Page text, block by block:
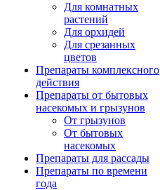
Для комнатных
растений
Для орхидей
Для срезанных
цветов
Препараты комплексного
действия
Препараты от бытовых
насекомых и грызунов
От грызунов
От бытовых
насекомых
Препараты для рассады
Препараты по времени
года